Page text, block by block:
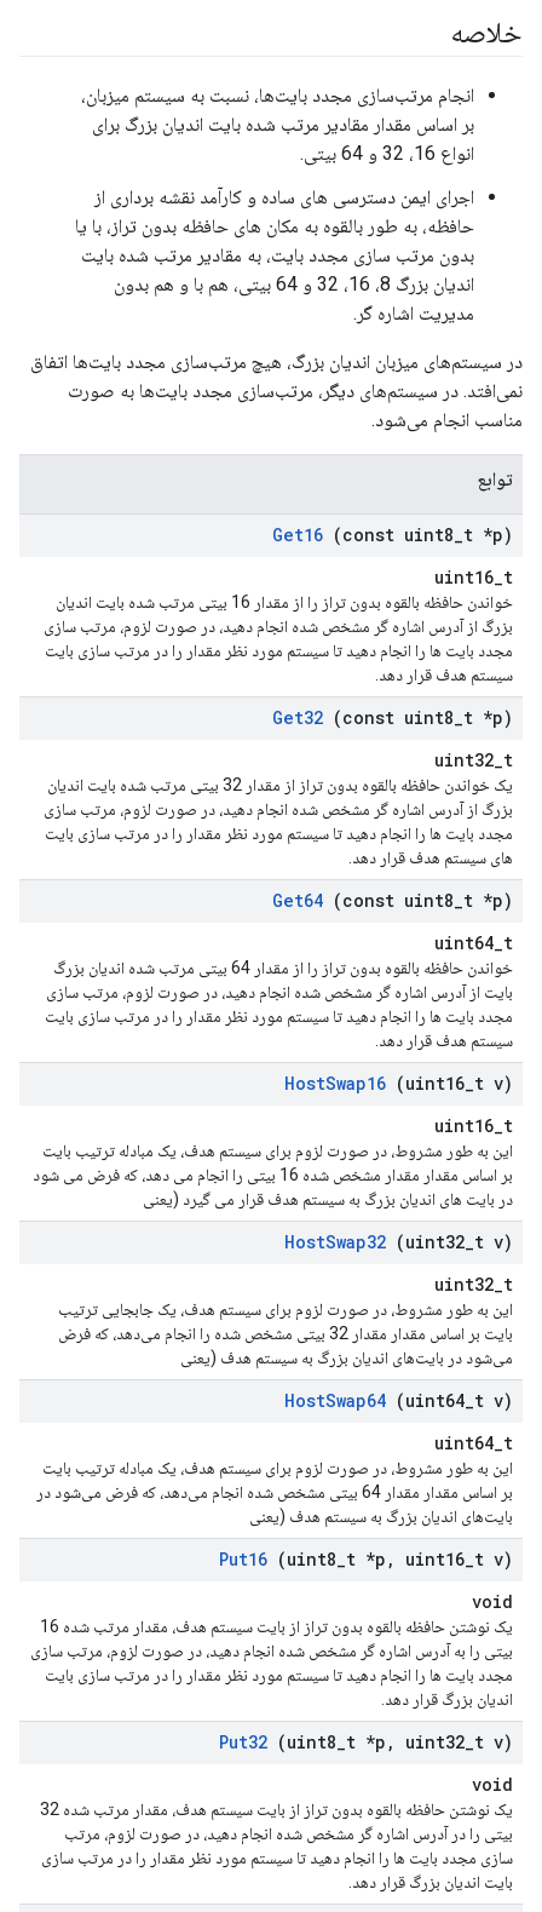
خلاصه
انجام مرتب‌سازی مجدد بایت‌ها، نسبت به سیستم میزبان،
بر اساس مقدار مقادیر مرتب شده بایت اندیان بزرگ برای
انواع 16، 32 و 64 بیتی.
اجرای ایمن دسترسی های ساده و کارآمد نقشه برداری از
حافظه، به طور بالقوه به مکان های حافظه بدون تراز، با یا
بدون مرتب سازی مجدد بایت، به مقادیر مرتب شده بایت
اندیان بزرگ 8، 16، 32 و 64 بیتی، هم با و هم بدون
مدیریت اشاره گر.
در سیستم‌های میزبان اندیان بزرگ، هیچ مرتب‌سازی مجدد بایت‌ها اتفاق
نمی‌افتد. در سیستم‌های دیگر، مرتب‌سازی مجدد بایت‌ها به صورت
مناسب انجام می‌شود.
توابع
Get16 (const uint8 t *p)
uint16_t
خواندن حافظه بالقوه بدون تراز را از مقدار 16 بیتی مرتب شده بایت اندیان
بزرگ از آدرس اشاره گر مشخص شده انجام دهید، در صورت لزوم، مرتب سازی
مجدد بایت ها را انجام دهید تا سیستم مورد نظر مقدار را در مرتب سازی بایت
سیستم هدف قرار دهد.
Get32 (const uint8 t *p)
uint32_t
یک خواندن حافظه بالقوه بدون تراز از مقدار 32 بیتی مرتب شده بایت اندیان
بزرگ از آدرس اشاره گر مشخص شده انجام دهید، در صورت لزوم، مرتب سازی
مجدد بایت ها را انجام دهید تا سیستم مورد نظر مقدار را در مرتب سازی بایت
های سیستم هدف قرار دهد.
Get64 (const uint8 t *p)
uint64_t
خواندن حافظه بالقوه بدون تراز را از مقدار 64 بیتی مرتب شده اندیان بزرگ
بایت از آدرس اشاره گر مشخص شده انجام دهید، در صورت لزوم، مرتب سازی
مجدد بایت ها را انجام دهید تا سیستم مورد نظر مقدار را در مرتب سازی بایت
سیستم هدف قرار دهد.
HostSwap16 (uint16 t v)
uint16_t
این به طور مشروط، در صورت لزوم برای سیستم هدف، یک مبادله ترتیب بایت
بر اساس مقدار مقدار مشخص شده 16 بیتی را انجام می دهد، که فرض می شود
در بایت های اندیان بزرگ به سیستم هدف قرار می گیرد (یعنی
HostSwap32 (uint32 t v)
uint32_t
این به طور مشروط، در صورت لزوم برای سیستم هدف، یک جابجایی ترتیب
بایت بر اساس مقدار مقدار 32 بیتی مشخص شده را انجام می‌دهد، که فرض
می‌شود در بایت‌های اندیان بزرگ به سیستم هدف (یعنی
HostSwap64 (uint64 t v)
uint64_t
این به طور مشروط، در صورت لزوم برای سیستم هدف، یک مبادله ترتیب بایت
بر اساس مقدار مقدار 64 بیتی مشخص شده انجام می‌دهد، که فرض می‌شود در
بایت‌های اندیان بزرگ به سیستم هدف (یعنی
Put16 (uint8 t *p , uint16 t v)
void
یک نوشتن حافظه بالقوه بدون تراز از بایت سیستم هدف، مقدار مرتب شده 16
بیتی را به آدرس اشاره گر مشخص شده انجام دهید، در صورت لزوم، مرتب سازی
مجدد بایت ها را انجام دهید تا سیستم مورد نظر مقدار را در مرتب سازی بایت
اندیان بزرگ قرار دهد.
Put32 (uint8 t *p , uint32 t v)
void
یک نوشتن حافظه بالقوه بدون تراز از بایت سیستم هدف، مقدار مرتب شده 32
بیتی را در آدرس اشاره گر مشخص شده انجام دهید، در صورت لزوم، مرتب
سازی مجدد بایت ها را انجام دهید تا سیستم مورد نظر مقدار را در مرتب سازی
بایت اندیان بزرگ قرار دهد.